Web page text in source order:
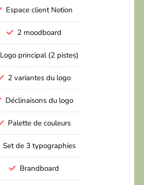
Espace client Notion
2 moodboard
Logo principal (2 pistes)
2 variantes du logo
Déclinaisons du logo
Palette de couleurs
Set de 3 typographies
Brandboard